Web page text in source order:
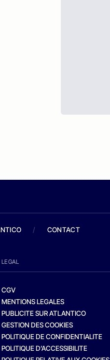
/ CONTACT
LEGAL
CGV
MENTIONS LEGALES
PUBLICITE SUR ATLANTICO
GESTION DES COOKIES
POLITIQUE DE CONFIDENTIALITE
POLITIQUE D’ACCESSIBILITE